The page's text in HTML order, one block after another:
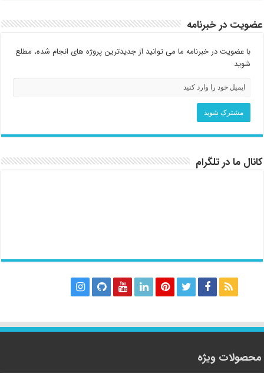
عضویت در خبرنامه
با عضویت در خبرنامه ما می توانید از جدیدترین پروژه های انجام شده، مطلع
شوید
کانال ما در تلگرام
محصولات ویژه